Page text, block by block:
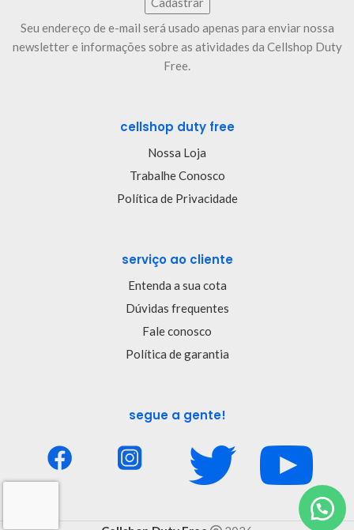
Seu endereço de e-mail será usado apenas para enviar nossa
newsletter e informações sobre as atividades da Cellshop Duty
Free.
cellshop duty free
Nossa Loja
Trabalhe Conosco
Política de Privacidade
serviço ao cliente
Entenda a sua cota
Dúvidas frequentes
Fale conosco
Política de garantia
segue a gente!